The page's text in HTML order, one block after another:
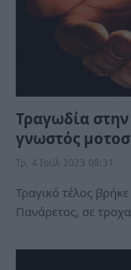
Τραγωδία
γνωστός
Τρ, 4 Ιούλ 2023 08:31
Τραγικό τέλος
Πανάρετος, σε